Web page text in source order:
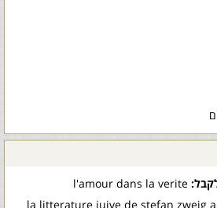
l'amour dans la verite
la litterature juive de stefan zweig